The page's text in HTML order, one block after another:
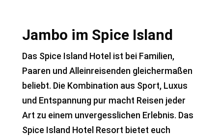
Jambo im Spice Island
Das Spice Island Hotel ist bei Familien,
Paaren und Alleinreisenden gleichermaßen
beliebt. Die Kombination aus Sport, Luxus
und Entspannung pur macht Reisen jeder
Art zu einem unvergesslichen Erlebnis. Das
Spice Island Hotel Resort bietet euch